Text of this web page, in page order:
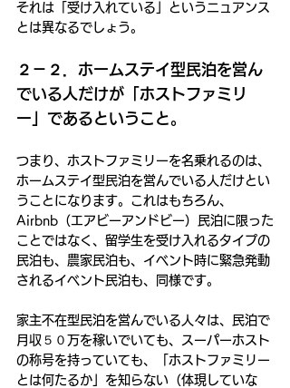
それは「受け入れている」というニュアンス
とは異なるでしょう。
２－２．ホームステイ型民泊を営ん
でいる人だけが「ホストファミリ
ー」であるということ。
つまり、ホストファミリーを名乗れるのは、
ホームステイ型民泊を営んでいる人だけとい
うことになります。これはもちろん、
Airbnb（エアビーアンドビー）民泊に限った
ことではなく、留学生を受け入れるタイプの
民泊も、農家民泊も、イベント時に緊急発動
されるイベント民泊も、同様です。
家主不在型民泊を営んでいる人々は、民泊で
月収５０万を稼いでいても、スーパーホスト
の称号を持っていても、「ホストファミリー
とは何たるか」を知らない（体現していな